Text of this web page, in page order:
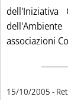
associazioni
15/10/2005 -